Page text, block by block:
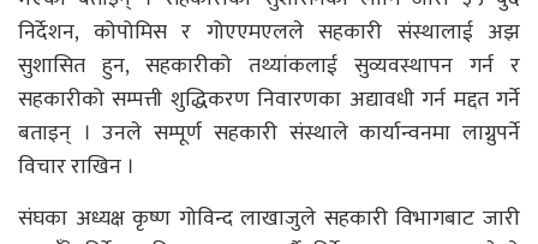
निर्देशन, कोपोमिस र गोएएमएलले सहकारी संस्थालाई अझ
सुशासित हुन, सहकारीको तथ्यांकलाई सुव्यवस्थापन गर्न र
सहकारीको सम्पत्ती शुद्धिकरण निवारणका अद्यावधी गर्न मद्दत गर्ने
बताइन् । उनले सम्पूर्ण सहकारी संस्थाले कार्यान्वनमा लाग्नुपर्ने
विचार राखिन ।
संघका अध्यक्ष कृष्ण गोविन्द लाखाजुले सहकारी विभागबाट जारी